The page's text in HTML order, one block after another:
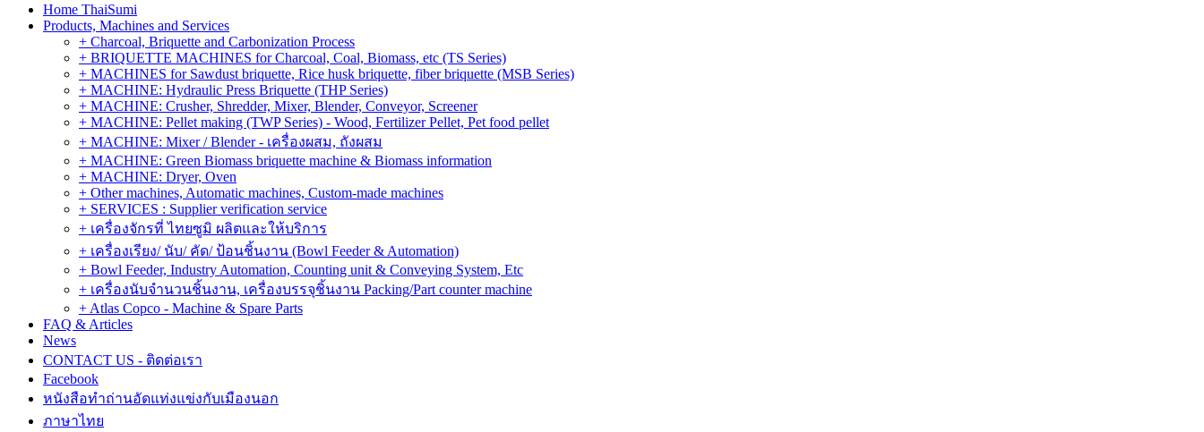
Home ThaiSumi
Products, Machines and Services
+ Charcoal, Briquette and Carbonization Process
+ BRIQUETTE MACHINES for Charcoal, Coal, Biomass, etc (TS Series)
+ MACHINES for Sawdust briquette, Rice husk briquette, fiber briquette (MSB Series)
+ MACHINE: Hydraulic Press Briquette (THP Series)
+ MACHINE: Crusher, Shredder, Mixer, Blender, Conveyor, Screener
+ MACHINE: Pellet making (TWP Series) - Wood, Fertilizer Pellet, Pet food pellet
+ MACHINE: Mixer / Blender - เครื่องผสม, ถังผสม
+ MACHINE: Green Biomass briquette machine & Biomass information
+ MACHINE: Dryer, Oven
+ Other machines, Automatic machines, Custom-made machines
+ SERVICES : Supplier verification service
+ เครื่องจักรที่ ไทยซูมิ ผลิตและให้บริการ
+ เครื่องเรียง/ นับ/ คัด/ ป้อนชิ้นงาน (Bowl Feeder & Automation)
+ Bowl Feeder, Industry Automation, Counting unit & Conveying System, Etc
+ เครื่องนับจำนวนชิ้นงาน, เครื่องบรรจุชิ้นงาน Packing/Part counter machine
+ Atlas Copco - Machine & Spare Parts
FAQ & Articles
News
CONTACT US - ติดต่อเรา
Facebook
หนังสือทำถ่านอัดแท่งแข่งกับเมืองนอก
ภาษาไทย